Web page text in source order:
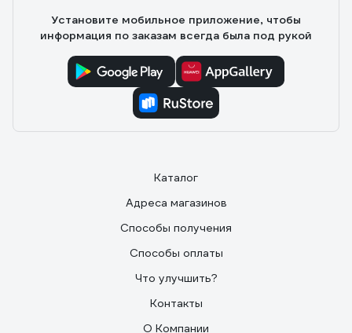
Установите мобильное приложение, чтобы
информация по заказам всегда была под рукой
Каталог
Адреса магазинов
Способы получения
Способы оплаты
Что улучшить?
Контакты
О Компании